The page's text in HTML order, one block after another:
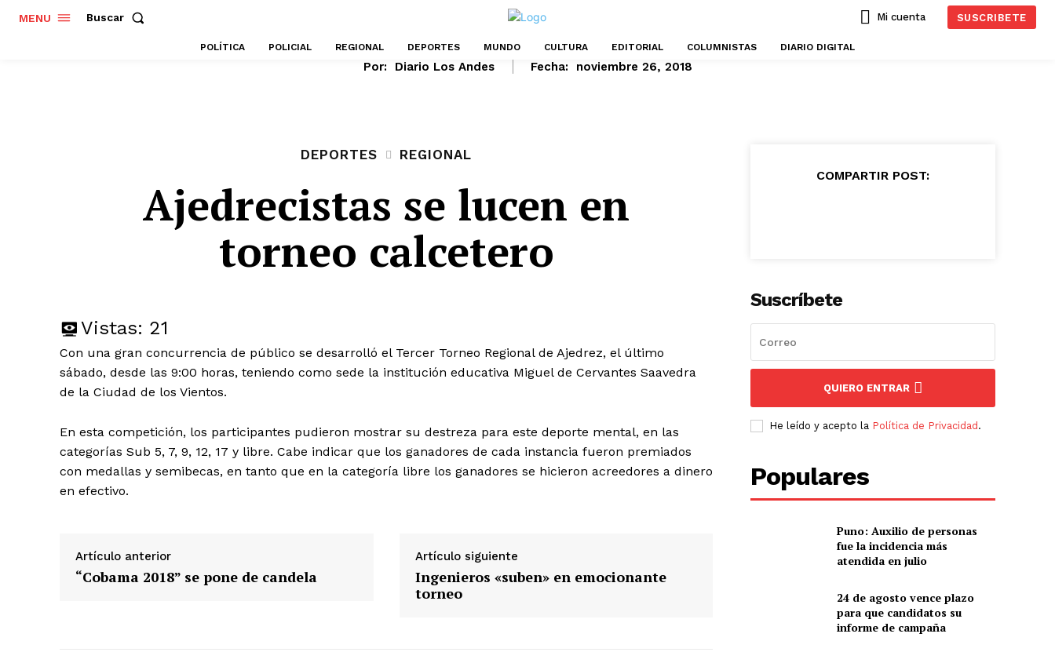
MENU Buscar Mi cuenta SUSCRIBETE
POLÍTICA POLICIAL REGIONAL DEPORTES MUNDO CULTURA EDITORIAL COLUMNISTAS DIARIO DIGITAL
Por: Diario Los Andes Fecha: noviembre 26, 2018
DEPORTES REGIONAL
Ajedrecistas se lucen en
torneo calcetero
Vistas: 21
Con una gran concurrencia de público se desarrolló el Tercer Torneo Regional de Ajedrez, el último
sábado, desde las 9:00 horas, teniendo como sede la institución educativa Miguel de Cervantes Saavedra
de la Ciudad de los Vientos.
En esta competición, los participantes pudieron mostrar su destreza para este deporte mental, en las
categorías Sub 5, 7, 9, 12, 17 y libre. Cabe indicar que los ganadores de cada instancia fueron premiados
con medallas y semibecas, en tanto que en la categoría libre los ganadores se hicieron acreedores a dinero
en efectivo.
Artículo anterior
“Cobama 2018” se pone de candela
Artículo siguiente
Ingenieros «suben» en emocionante
torneo
COMPARTIR POST:
Suscríbete
QUIERO ENTRAR
He leído y acepto la Política de Privacidad .
Populares
Puno: Auxilio de personas
fue la incidencia más
atendida en julio
24 de agosto vence plazo
para que candidatos su
informe de campaña